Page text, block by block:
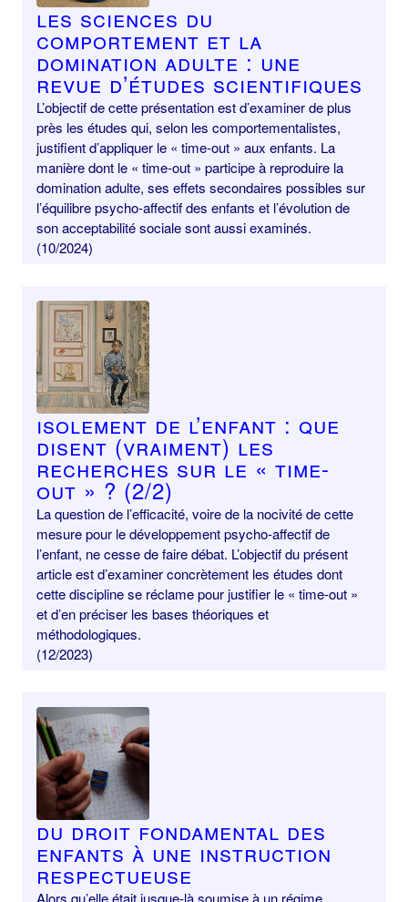
Les sciences du
comportement et la
domination adulte : une
revue d’études scientifiques
L’objectif de cette présentation est d’examiner de plus
près les études qui, selon les comportementalistes,
justifient d’appliquer le « time-out » aux enfants. La
manière dont le « time-out » participe à reproduire la
domination adulte, ses effets secondaires possibles sur
l’équilibre psycho-affectif des enfants et l’évolution de
son acceptabilité sociale sont aussi examinés.
(10/2024)
Isolement de l’enfant : que
disent (vraiment) les
recherches sur le « time-
out » ? (2/2)
La question de l’efficacité, voire de la nocivité de cette
mesure pour le développement psycho-affectif de
l’enfant, ne cesse de faire débat. L’objectif du présent
article est d’examiner concrètement les études dont
cette discipline se réclame pour justifier le « time-out »
et d’en préciser les bases théoriques et
méthodologiques.
(12/2023)
Du droit fondamental des
enfants à une instruction
respectueuse
Alors qu’elle était jusque-là soumise à un régime